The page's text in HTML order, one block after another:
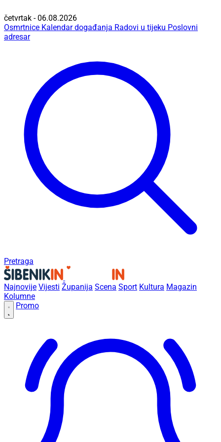
četvrtak - 06.08.2026
Osmrtnice Kalendar događanja Radovi u tijeku Poslovni
adresar
Pretraga
Najnovije Vijesti Županija Scena Sport Kultura Magazin
Kolumne
Promo